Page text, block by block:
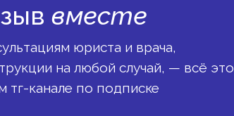
вместе
юриста и врача,
на любой случай, — всё это
тг-канале по подписке